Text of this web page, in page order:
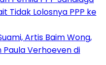
Tidak Lolosnya PPP ke
Artis Baim Wong,
Paula Verhoeven di